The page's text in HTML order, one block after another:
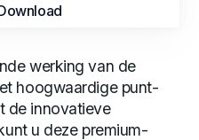
werking van de
hoogwaardige punt-
de innovatieve
u deze premium-